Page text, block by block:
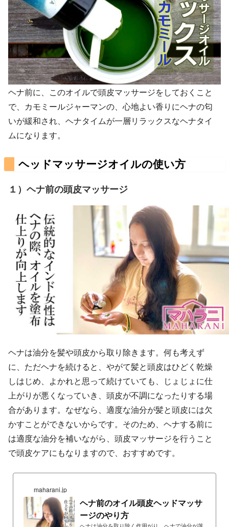
ヘナ前に、このオイルで頭皮マッサージをしておくこと
で、カモミールジャーマンの、心地よい香りにヘナの匂
いが緩和され、ヘナタイムが一層リラックスなヘナタイ
ムになります。
ヘッドマッサージオイルの使い方
１）ヘナ前の頭皮マッサージ
ヘナは油分を髪や頭皮から取り除きます。何も考えず
に、ただヘナを続けると、やがて髪と頭皮はひどく乾燥
しはじめ、よかれと思って続けていても、じょじょに仕
上がりが悪くなっていき、頭皮が不調になったりする場
合があります。なぜなら、適度な油分が髪と頭皮には欠
かすことができないからです。そのため、ヘナする前に
は適度な油分を補いながら、頭皮マッサージを行うこと
で頭皮ケアにもなりますので、おすすめです。
maharani.jp
ヘナ前のオイル頭皮ヘッドマッサ
ージのやり方